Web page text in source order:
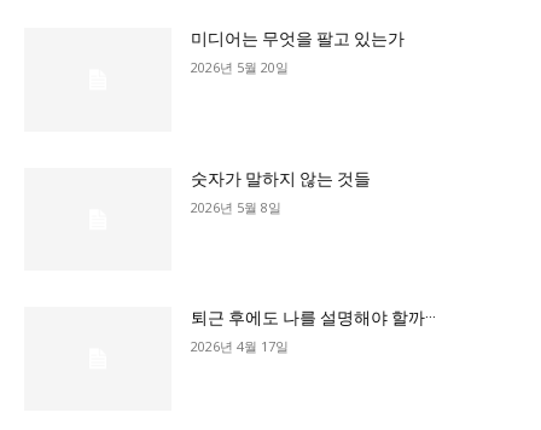
미디어는 무엇을 팔고 있는가
2026년 5월 20일
숫자가 말하지 않는 것들
2026년 5월 8일
퇴근 후에도 나를 설명해야 할까···
2026년 4월 17일